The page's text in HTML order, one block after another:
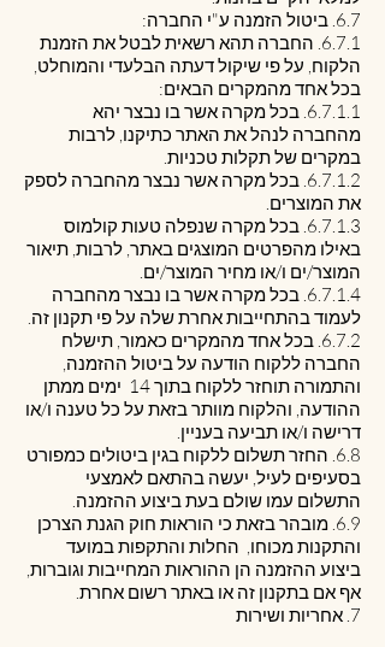
6.7. ביטול הזמנה ע"י החברה:
6.7.1. החברה תהא רשאית לבטל את הזמנת
הלקוח, על פי שיקול דעתה הבלעדי והמוחלט,
בכל אחד מהמקרים הבאים:
6.7.1.1. בכל מקרה אשר בו נבצר יהא
מהחברה לנהל את האתר כתיקנו, לרבות
במקרים של תקלות טכניות.
6.7.1.2. בכל מקרה אשר נבצר מהחברה לספק
את המוצרים.
6.7.1.3. בכל מקרה שנפלה טעות קולמוס
באילו מהפרטים המוצגים באתר, לרבות, תיאור
המוצר/ים ו/או מחיר המוצר/ים.
6.7.1.4. בכל מקרה אשר בו נבצר מהחברה
לעמוד בהתחייבות אחרת שלה על פי תקנון זה.
6.7.2. בכל אחד מהמקרים כאמור, תישלח
החברה ללקוח הודעה על ביטול ההזמנה,
והתמורה תוחזר ללקוח בתוך 14 ימים ממתן
ההודעה, והלקוח מוותר בזאת על כל טענה ו/או
דרישה ו/או תביעה בעניין.
6.8. החזר תשלום ללקוח בגין ביטולים כמפורט
בסעיפים לעיל, יעשה בהתאם לאמצעי
התשלום עמו שולם בעת ביצוע ההזמנה.
6.9. מובהר בזאת כי הוראות חוק הגנת הצרכן
והתקנות מכוחו, החלות והתקפות במועד
ביצוע ההזמנה הן ההוראות המחייבות וגוברות,
אף אם בתקנון זה או באתר רשום אחרת.
7. אחריות ושירות